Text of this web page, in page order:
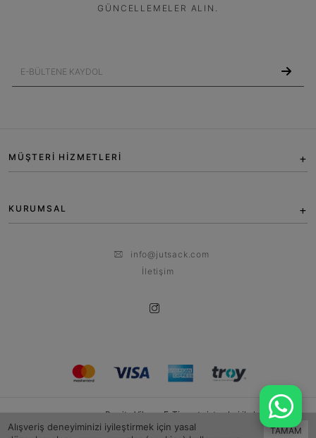
GÜNCELLEMELER ALIN.
MÜŞTERİ HİZMETLERİ
KURUMSAL
info@jutsack.com
İletişim
Bu siteVikaon E-Ticaret sistemleriile hazırlanmıştır.
TAMAM
Alışveriş deneyiminizi iyileştirmek için yasal